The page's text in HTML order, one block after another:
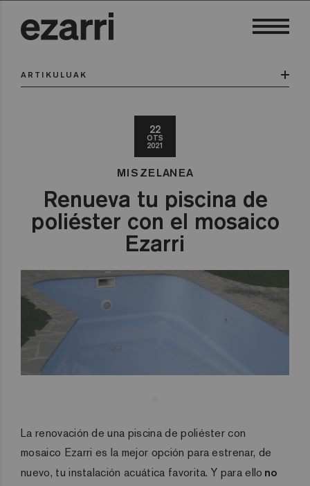
ARTIKULUAK
22
OTS
2021
MISZELANEA
Renueva tu piscina de
poliéster con el mosaico
Ezarri
La renovación de una piscina de poliéster con
mosaico Ezarri es la mejor opción para estrenar, de
nuevo, tu instalación acuática favorita. Y para ello no